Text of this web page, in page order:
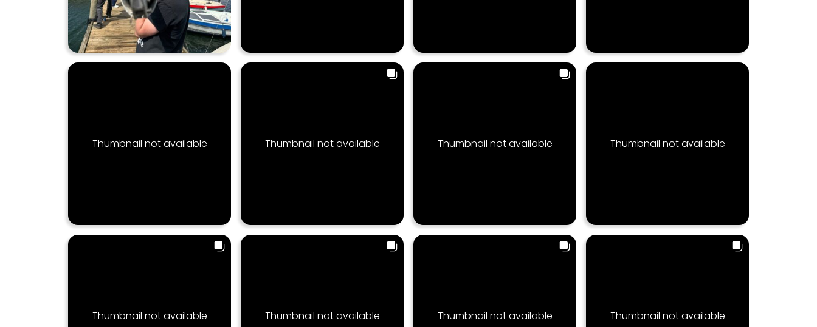
Thumbnail not available Thumbnail not available Thumbnail not available Thumbnail not available
Thumbnail not available Thumbnail not available Thumbnail not available Thumbnail not available